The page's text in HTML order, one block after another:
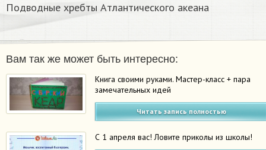
Подводные хребты Атлантического акеана
Вам так же может быть интересно:
Книга своими руками. Мастер-класс + пара
замечательных идей
Читать запись полностью
С 1 апреля вас! Ловите приколы из школы!